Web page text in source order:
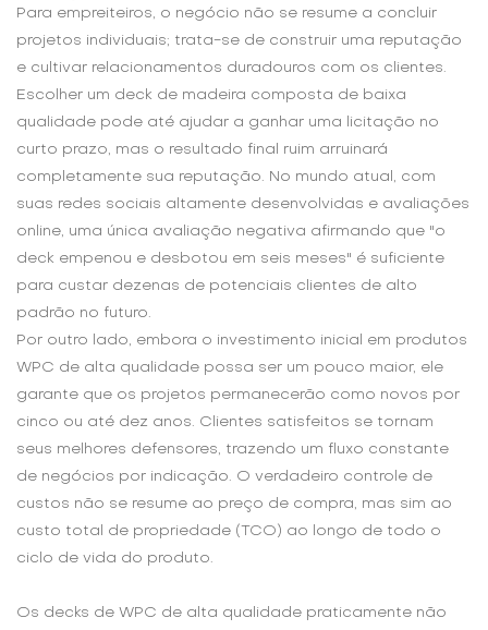
Para empreiteiros, o negócio não se resume a concluir
projetos individuais; trata-se de construir uma reputação
e cultivar relacionamentos duradouros com os clientes.
Escolher um deck de madeira composta de baixa
qualidade pode até ajudar a ganhar uma licitação no
curto prazo, mas o resultado final ruim arruinará
completamente sua reputação. No mundo atual, com
suas redes sociais altamente desenvolvidas e avaliações
online, uma única avaliação negativa afirmando que "o
deck empenou e desbotou em seis meses" é suficiente
para custar dezenas de potenciais clientes de alto
padrão no futuro.
Por outro lado, embora o investimento inicial em produtos
WPC de alta qualidade possa ser um pouco maior, ele
garante que os projetos permanecerão como novos por
cinco ou até dez anos. Clientes satisfeitos se tornam
seus melhores defensores, trazendo um fluxo constante
de negócios por indicação. O verdadeiro controle de
custos não se resume ao preço de compra, mas sim ao
custo total de propriedade (TCO) ao longo de todo o
ciclo de vida do produto.
Os decks de WPC de alta qualidade praticamente não